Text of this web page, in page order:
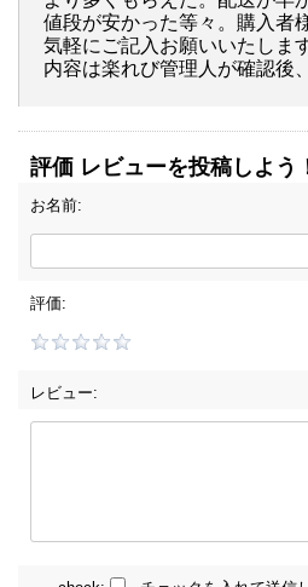
値段が安かった等々。購入者
気軽にご記入お願いいたしま
内容は楽れび管理人が確認後
評価 レビューを投稿しよう
お名前:
評価:
レビュー: